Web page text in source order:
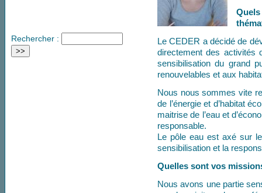
Le CEDER a décidé de
directement des activités
sensibilisation du grand
renouvelables et aux
Nous nous sommes vite
de l’énergie et d’habitat
maitrise de l’eau et
responsable.
Le pôle eau est axé sur
sensibilisation et la
Quelles sont vos
Nous avons une partie
Rechercher :